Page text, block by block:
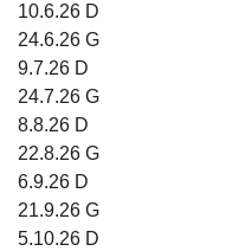
10.6.26 D
24.6.26 G
9.7.26 D
24.7.26 G
8.8.26 D
22.8.26 G
6.9.26 D
21.9.26 G
5.10.26 D